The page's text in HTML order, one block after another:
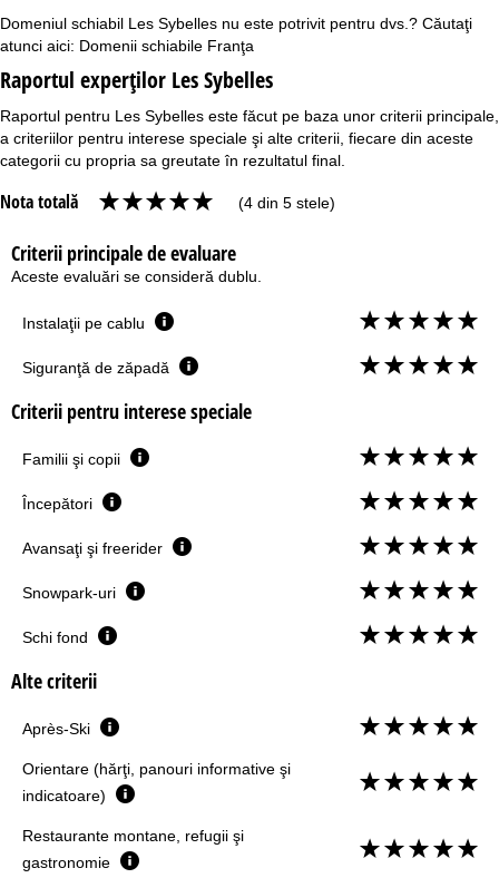
Domeniul schiabil Les Sybelles nu este potrivit pentru dvs.? Căutaţi
atunci aici: Domenii schiabile Franţa
Raportul experţilor Les Sybelles
Raportul pentru Les Sybelles este făcut pe baza unor criterii principale,
a criteriilor pentru interese speciale şi alte criterii, fiecare din aceste
categorii cu propria sa greutate în rezultatul final.
Nota totală (4 din 5 stele)
Criterii principale de evaluare
Aceste evaluări se consideră dublu.
Instalaţii pe cablu
Siguranţă de zăpadă
Criterii pentru interese speciale
Familii şi copii
Începători
Avansaţi şi freerider
Snowpark-uri
Schi fond
Alte criterii
Après-Ski
Orientare (hărţi, panouri informative şi
indicatoare)
Restaurante montane, refugii şi
gastronomie